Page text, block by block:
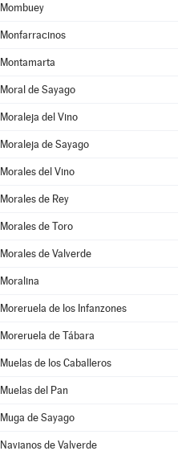
Mombuey
Monfarracinos
Montamarta
Moral de Sayago
Moraleja del Vino
Moraleja de Sayago
Morales del Vino
Morales de Rey
Morales de Toro
Morales de Valverde
Moralina
Moreruela de los Infanzones
Moreruela de Tábara
Muelas de los Caballeros
Muelas del Pan
Muga de Sayago
Navianos de Valverde